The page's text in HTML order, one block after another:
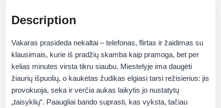
Description
Vakaras prasideda nekaltai – telefonas, flirtas ir žaidimas su
klausimais, kurie iš pradžių skamba kaip pramoga, bet per
kelias minutes virsta tikru siaubu. Miestelyje ima daugėti
žiaurių išpuolių, o kaukėtas žudikas elgiasi tarsi režisierius: jis
provokuoja, seka ir verčia aukas laikytis jo nustatytų
„taisyklių“. Paaugliai bando suprasti, kas vyksta, tačiau